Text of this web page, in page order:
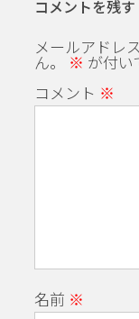
コメントを残す
メールアドレ
ん。 ※が付い
コメント ※
名前 ※